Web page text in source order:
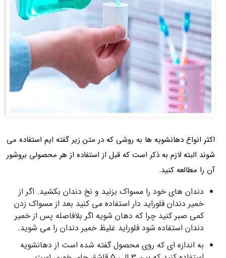
اکثر انواع دهانشویه ها به روشی که در متن زیر گفته ایم استفاده می
شوند البته لازم به ذکر است که قبل از استفاده از هر محصولی بروشور
آن را مطالعه کنید.
دندان های خود را مسواک بزنید و نخ دندان بکشید. اگر از
خمیر دندان فلوراید دار استفاده می کنید بعد از مسواک زدن
کمی صبر کنید چرا که دهان شویه اگر بلافاصله پس از خمیر
دندان استفاده شود فلوراید غلیظ خمیر دندان را می شوید.
به اندازه ای که روی محصول گفته شده است از دهانشویه